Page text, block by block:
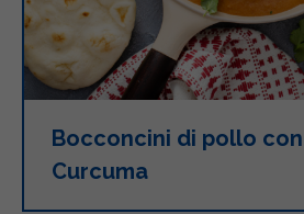
Bocconcini di pollo
Curcuma